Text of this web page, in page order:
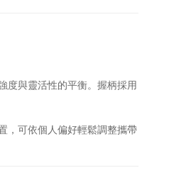
度與靈活性的平衡。握柄採用
，可依個人偏好輕鬆調整攜帶